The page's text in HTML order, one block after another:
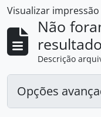
Visualizar impressão
Não
Descrição
Opções